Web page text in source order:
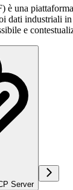
è una
dati industriali
e
Server